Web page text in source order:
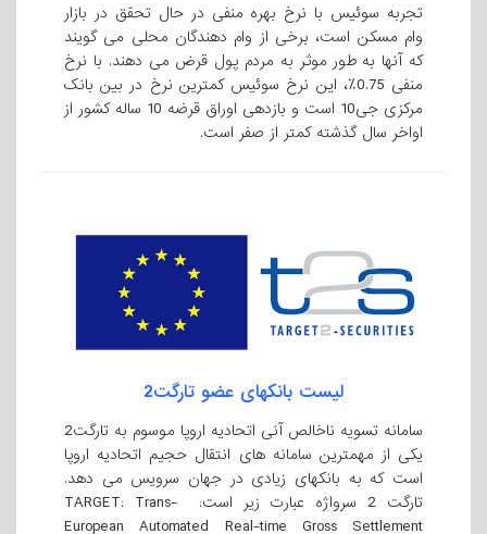
تجربه سوئیس با نرخ بهره منفی در حال تحقق در بازار
وام مسکن است، برخی از وام دهندگان محلی می گویند
که آنها به طور موثر به مردم پول قرض می دهند. با نرخ
منفی 0.75٪، این نرخ سوئیس کمترین نرخ در بین بانک
مرکزی جی10 است و بازدهی اوراق قرضه 10 ساله کشور از
اواخر سال گذشته کمتر از صفر است.
لیست بانکهای عضو تارگت2
سامانه تسویه ناخالص آنی اتحادیه اروپا موسوم به تارگت2
یکی از مهمترین سامانه های انتقال حجیم اتحادیه اروپا
است که به بانکهای زیادی در جهان سرویس می دهد.
تارگت 2 سرواژه عبارت زیر است: TARGET: Trans-
European Automated Real-time Gross Settlement